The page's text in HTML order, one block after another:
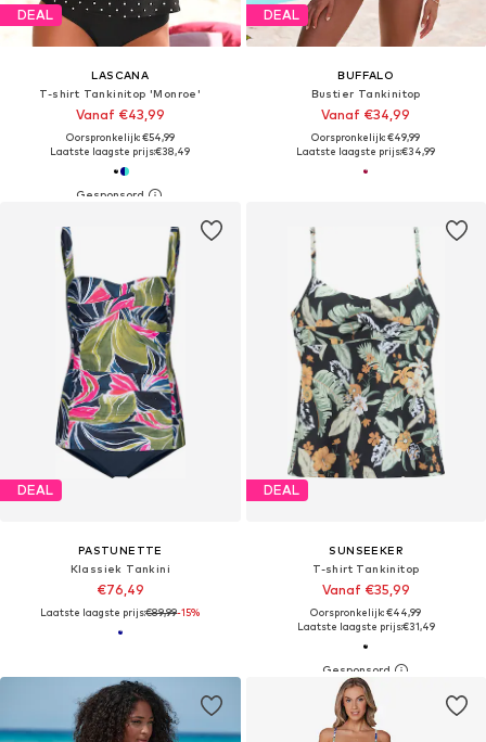
DEAL
LASCANA
T-shirt Tankinitop 'Monroe'
Vanaf €43,99
Oorspronkelijk: €54,99
Laatste laagste prijs:€38,49
DEAL
BUFFALO
Bustier Tankinitop
Vanaf €34,99
Oorspronkelijk: €49,99
Laatste laagste prijs:€34,99
DEAL
PASTUNETTE
Klassiek Tankini
€76,49
Laatste laagste prijs:€89,99-15%
DEAL
SUNSEEKER
T-shirt Tankinitop
Vanaf €35,99
Oorspronkelijk: €44,99
Laatste laagste prijs:€31,49